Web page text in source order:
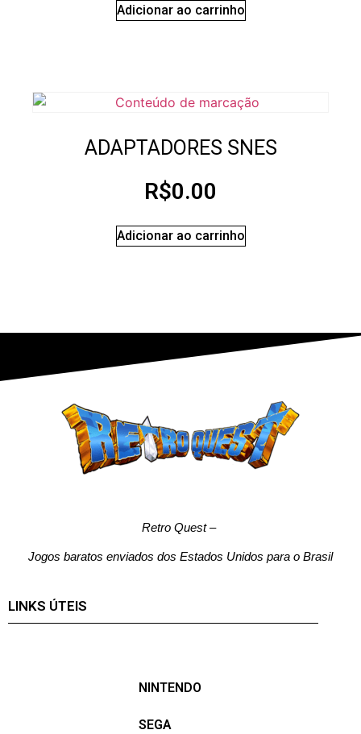
Adicionar ao carrinho
ADAPTADORES SNES
R$0.00
Adicionar ao carrinho
Retro Quest–
Jogos baratos enviados dos Estados Unidos para o Brasil
LINKS ÚTEIS
NINTENDO
SEGA